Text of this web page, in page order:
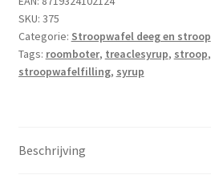
SKU: 375
Categorie: Stroopwafel deeg en stroop
Tags: roomboter, treaclesyrup, stroop,
stroopwafelfilling, syrup
Beschrijving